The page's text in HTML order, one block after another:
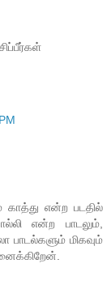
காத்து என்ற படதில்
என்ற பாடலும்,
பாடல்களும் மிகவும்